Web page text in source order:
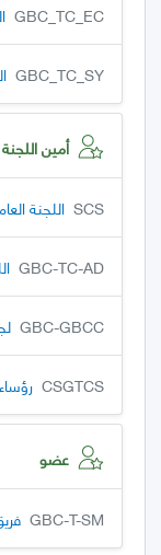
GBC_TC_EC
GBC_TC_SY
أمين اللجنة
SCS اللجنة
GBC-TC-AD
GBC-GBCC
CSGTCS
عضو
GBC-T-SM